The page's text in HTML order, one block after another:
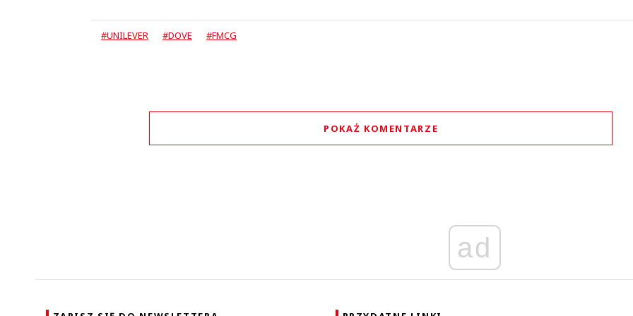
#UNILEVER #DOVE #FMCG
POKAŻ KOMENTARZE
ad